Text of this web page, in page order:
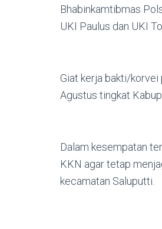
Bhabinkamtibmas
UKI Paulus dan UKI
Giat kerja bakti/korvei
Agustus tingkat
Dalam kesempatan
KKN agar tetap
kecamatan Saluputti.